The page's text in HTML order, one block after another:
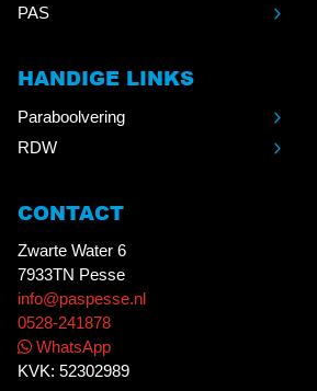
PAS
HANDIGE LINKS
Paraboolvering
RDW
CONTACT
Zwarte Water 6
7933TN Pesse
info@paspesse.nl
0528-241878
WhatsApp
KVK: 52302989